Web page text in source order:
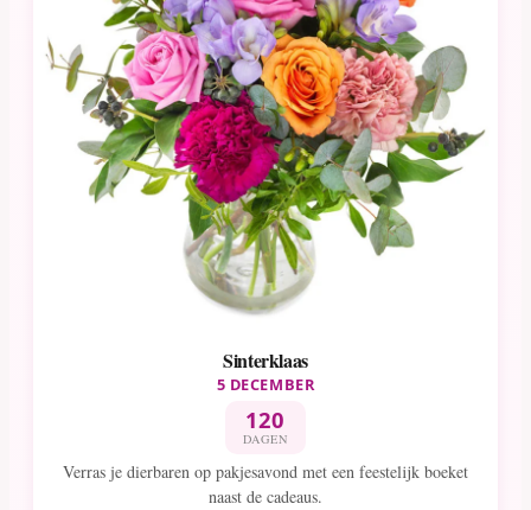
Sinterklaas
5 DECEMBER
120
DAGEN
Verras je dierbaren op pakjesavond met een feestelijk boeket
naast de cadeaus.